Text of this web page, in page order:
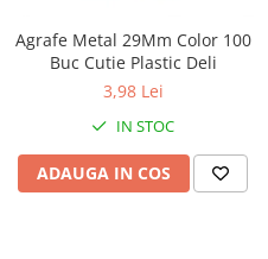
Agrafe Metal 29Mm Color 100
Buc Cutie Plastic Deli
3,98 Lei
IN STOC
ADAUGA IN COS